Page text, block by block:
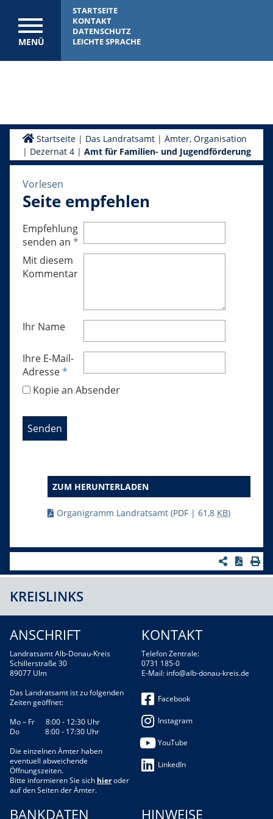
MENÜ
STARTSEITE
KONTAKT
DATENSCHUTZ
LEICHTE SPRACHE
Startseite| Das Landratsamt| Ämter, Organisation
| Dezernat 4| Amt für Familien- und Jugendförderung
Vorlesen
Seite empfehlen
Empfehlung
senden an *
Mit diesem
Kommentar
Ihr Name
Ihre E-Mail-
Adresse*
Kopie an Absender
ZUM HERUNTERLADEN
Organigramm Landratsamt (PDF | 61,8 KB)
KREISLINKS
ANSCHRIFT
Landratsamt Alb-Donau-Kreis
Schillerstraße 30
89077 Ulm
Das Landratsamt ist zu folgenden
Zeiten geöffnet:
Mo – Fr 8:00 - 12:30 Uhr
Do 8:00 - 17:30 Uhr
Die einzelnen Ämter haben
eventuell abweichende
Öffnungszeiten.
Bitte informieren Sie sich hieroder
auf den Seiten der Ämter.
KONTAKT
Telefon Zentrale:
0731 185-0
E-Mail: info@alb-donau-kreis.de
Facebook
Instagram
YouTube
LinkedIn
BANKDATEN HINWEISE